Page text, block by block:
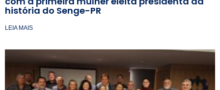
história do Senge-PR
LEIA MAIS